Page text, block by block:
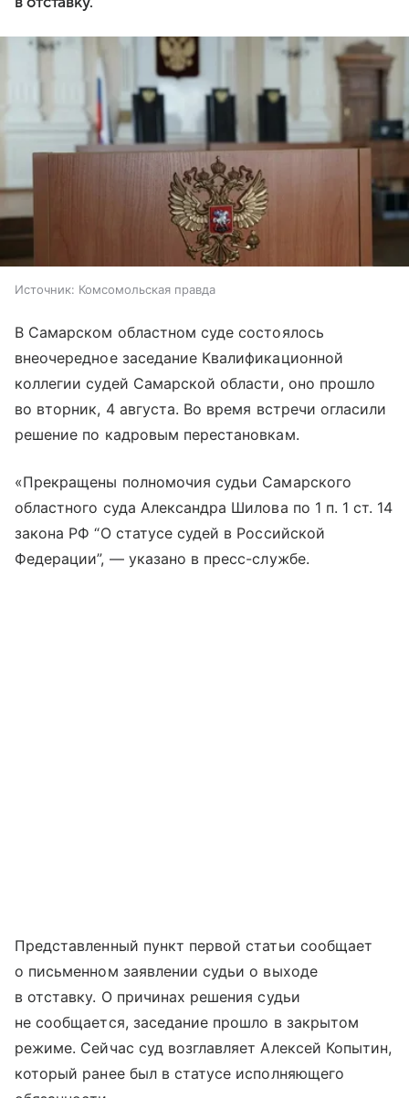
Источник: Комсомольская правда
В Самарском областном суде состоялось
внеочередное заседание Квалификационной
коллегии судей Самарской области, оно прошло
во вторник, 4 августа. Во время встречи огласили
решение по кадровым перестановкам.
«Прекращены полномочия судьи Самарского
областного суда Александра Шилова по 1 п. 1 ст. 14
закона РФ “О статусе судей в Российской
Федерации”, — указано в пресс-службе.
Представленный пункт первой статьи сообщает
о письменном заявлении судьи о выходе
в отставку. О причинах решения судьи
не сообщается, заседание прошло в закрытом
режиме. Сейчас суд возглавляет Алексей Копытин,
который ранее был в статусе исполняющего